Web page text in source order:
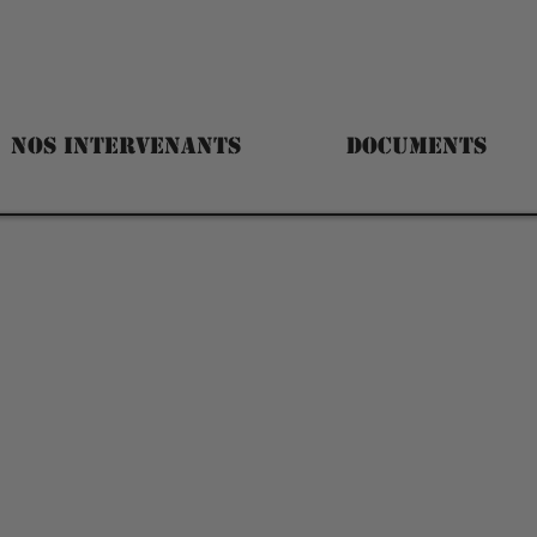
NOS INTERVENANTS DOCUMENTS